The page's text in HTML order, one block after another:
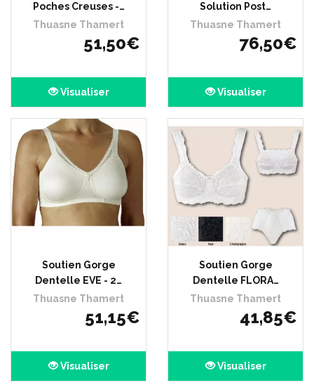
Poches Creuses -…
Thuasne Thamert
51,50€
Visualiser
Solution Post…
Thuasne Thamert
76,50€
Visualiser
Soutien Gorge
Dentelle EVE - 2…
Thuasne Thamert
51,15€
Visualiser
Soutien Gorge
Dentelle FLORA…
Thuasne Thamert
41,85€
Visualiser